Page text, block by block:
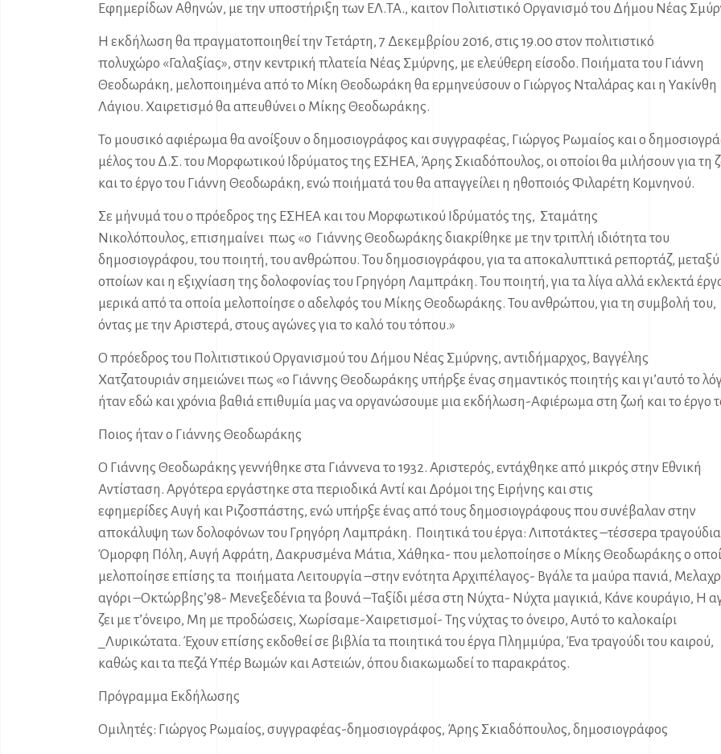
Εφημερίδων Αθηνών, με την υποστήριξη των ΕΛ.ΤΑ., καιτον Πολιτιστικό Οργανισμό του Δήμου Νέας
Η εκδήλωση θα πραγματοποιηθεί την Τετάρτη, 7 Δεκεμβρίου 2016, στις 19.00 στον πολιτιστικό
πολυχώρο «Γαλαξίας», στην κεντρική πλατεία Νέας Σμύρνης, με ελεύθερη είσοδο. Ποιήματα του Γιάννη
Θεοδωράκη, μελοποιημένα από το Μίκη Θεοδωράκη θα ερμηνεύσουν ο Γιώργος Νταλάρας και η Υακίνθη
Λάγιου. Χαιρετισμό θα απευθύνει ο Μίκης Θεοδωράκης.
Το μουσικό αφιέρωμα θα ανοίξουν ο δημοσιογράφος και συγγραφέας, Γιώργος Ρωμαίος και ο
μέλος του Δ.Σ. του Μορφωτικού Ιδρύματος της ΕΣΗΕΑ, Άρης Σκιαδόπουλος, οι οποίοι θα μιλήσουν για τη
και το έργο του Γιάννη Θεοδωράκη, ενώ ποιήματά του θα απαγγείλει η ηθοποιός Φιλαρέτη Κομνηνού.
Σε μήνυμά του ο πρόεδρος της ΕΣΗΕΑ και του Μορφωτικού Ιδρύματός της, Σταμάτης
Νικολόπουλος, επισημαίνει πως «ο Γιάννης Θεοδωράκης διακρίθηκε με την τριπλή ιδιότητα του
δημοσιογράφου, του ποιητή, του ανθρώπου. Του δημοσιογράφου, για τα αποκαλυπτικά ρεπορτάζ,
οποίων και η εξιχνίαση της δολοφονίας του Γρηγόρη Λαμπράκη. Του ποιητή, για τα λίγα αλλά εκλεκτά
μερικά από τα οποία μελοποίησε ο αδελφός του Μίκης Θεοδωράκης. Του ανθρώπου, για τη συμβολή του,
όντας με την Αριστερά, στους αγώνες για το καλό του τόπου.»
Ο πρόεδρος του Πολιτιστικού Οργανισμού του Δήμου Νέας Σμύρνης, αντιδήμαρχος, Βαγγέλης
Χατζατουριάν σημειώνει πως «ο Γιάννης Θεοδωράκης υπήρξε ένας σημαντικός ποιητής και γι’αυτό το
ήταν εδώ και χρόνια βαθιά επιθυμία μας να οργανώσουμε μια εκδήλωση-Αφιέρωμα στη ζωή και το έργο
Ποιος ήταν ο Γιάννης Θεοδωράκης
Ο Γιάννης Θεοδωράκης γεννήθηκε στα Γιάννενα το 1932. Αριστερός, εντάχθηκε από μικρός στην Εθνική
Αντίσταση. Αργότερα εργάστηκε στα περιοδικά Αντί και Δρόμοι της Ειρήνης και στις
εφημερίδες Αυγή και Ριζοσπάστης, ενώ υπήρξε ένας από τους δημοσιογράφους που συνέβαλαν στην
αποκάλυψη των δολοφόνων του Γρηγόρη Λαμπράκη. Ποιητικά του έργα: Λιποτάκτες –τέσσερα
Όμορφη Πόλη, Αυγή Αφράτη, Δακρυσμένα Μάτια, Χάθηκα- που μελοποίησε ο Μίκης Θεοδωράκης ο
μελοποίησε επίσης τα ποιήματα Λειτουργία –στην ενότητα Αρχιπέλαγος- Βγάλε τα μαύρα πανιά,
αγόρι –Οκτώρβης’98- Μενεξεδένια τα βουνά –Ταξίδι μέσα στη Νύχτα- Νύχτα μαγικιά, Κάνε κουράγιο, Η
ζει με τ’όνειρο, Μη με προδώσεις, Χωρίσαμε-Χαιρετισμοί- Της νύχτας το όνειρο, Αυτό το καλοκαίρι
_Λυρικώτατα. Έχουν επίσης εκδοθεί σε βιβλία τα ποιητικά του έργα Πλημμύρα, Ένα τραγούδι του καιρού,
καθώς και τα πεζά Υπέρ Βωμών και Αστειών, όπου διακωμωδεί το παρακράτος.
Πρόγραμμα Εκδήλωσης
Ομιλητές: Γιώργος Ρωμαίος, συγγραφέας-δημοσιογράφος, Άρης Σκιαδόπουλος, δημοσιογράφος